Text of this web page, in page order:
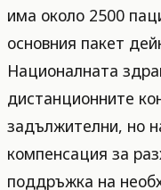
има около 2500
основния пакет
Националната
дистанционните
задължителни, но
компенсация за
поддръжка на